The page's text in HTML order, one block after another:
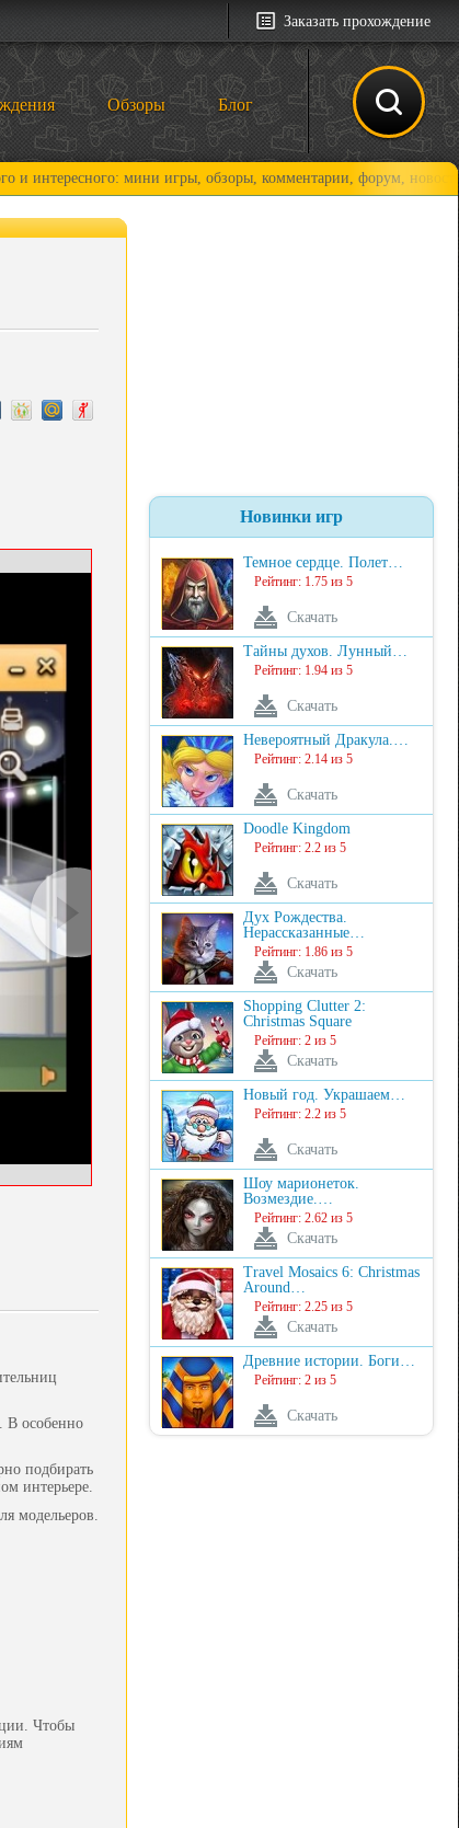
Заказать прохождение
Обзоры Блог
мини игры, обзоры, комментарии, форум, новости и,
В особенно
подбирать
интерьере.
модельеров.
Чтобы
Новинки игр
Темное сердце. Полет…
Рейтинг: 1.75 из 5
Скачать
Тайны духов. Лунный…
Рейтинг: 1.94 из 5
Скачать
Невероятный Дракула.…
Рейтинг: 2.14 из 5
Скачать
Doodle Kingdom
Рейтинг: 2.2 из 5
Скачать
Дух Рождества.
Нерассказанные…
Рейтинг: 1.86 из 5
Скачать
Shopping Clutter 2:
Christmas Square
Рейтинг: 2 из 5
Скачать
Новый год. Украшаем…
Рейтинг: 2.2 из 5
Скачать
Шоу марионеток.
Возмездие.…
Рейтинг: 2.62 из 5
Скачать
Travel Mosaics 6: Christmas
Around…
Рейтинг: 2.25 из 5
Скачать
Древние истории. Боги…
Рейтинг: 2 из 5
Скачать